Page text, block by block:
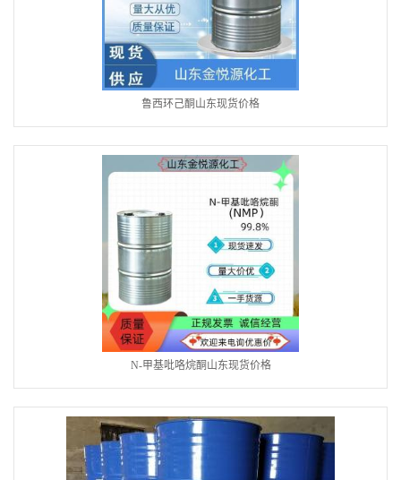
鲁西环己酮山东现货价格
N-甲基吡咯烷酮山东现货价格